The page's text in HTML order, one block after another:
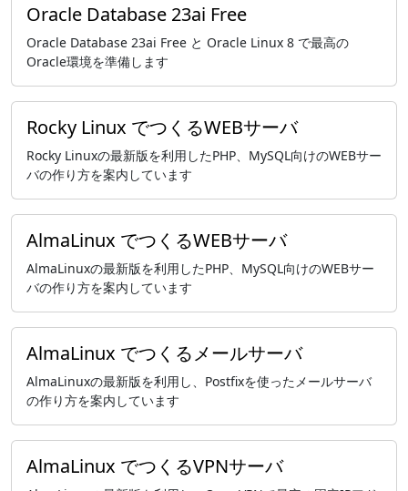
Oracle Database 23ai Free
Oracle Database 23ai Free と Oracle Linux 8 で最高の
Oracle環境を準備します
Rocky Linux でつくるWEBサーバ
Rocky Linuxの最新版を利用したPHP、MySQL向けのWEBサー
バの作り方を案内しています
AlmaLinux でつくるWEBサーバ
AlmaLinuxの最新版を利用したPHP、MySQL向けのWEBサー
バの作り方を案内しています
AlmaLinux でつくるメールサーバ
AlmaLinuxの最新版を利用し、Postfixを使ったメールサーバ
の作り方を案内しています
AlmaLinux でつくるVPNサーバ